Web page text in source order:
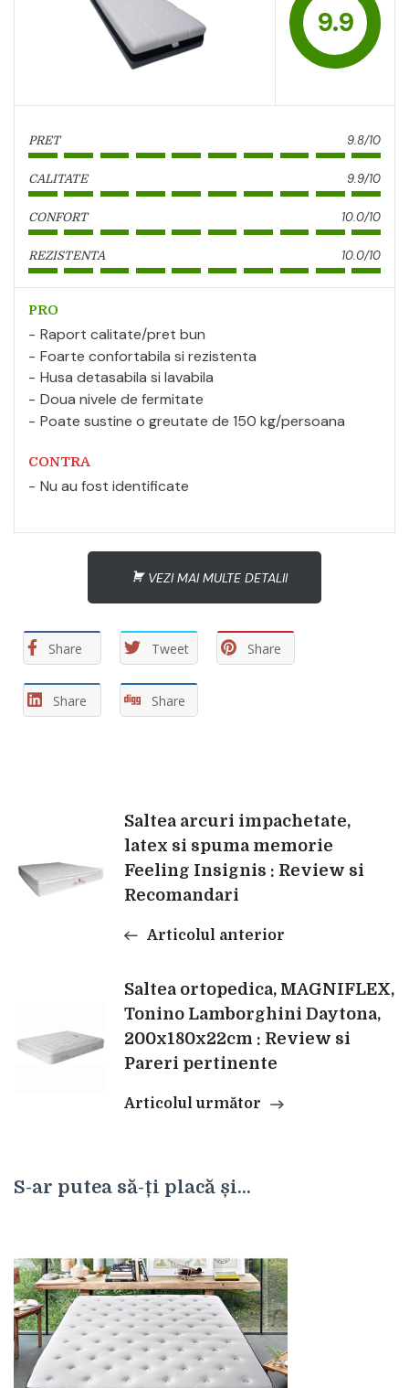
9.9
PRET 9.8/10
CALITATE 9.9/10
CONFORT 10.0/10
REZISTENTA 10.0/10
PRO
Raport calitate/pret bun
Foarte confortabila si rezistenta
Husa detasabila si lavabila
Doua nivele de fermitate
Poate sustine o greutate de 150 kg/persoana
CONTRA
Nu au fost identificate
VEZI MAI MULTE DETALII
Share Tweet Share
Share Share
Navigare
în
articole
Saltea arcuri impachetate,
latex si spuma memorie
Feeling Insignis : Review si
Recomandari
Articolul anterior
Saltea ortopedica, MAGNIFLEX,
Tonino Lamborghini Daytona,
200x180x22cm : Review si
Pareri pertinente
Articolul următor
S-ar putea să-ți placă și...